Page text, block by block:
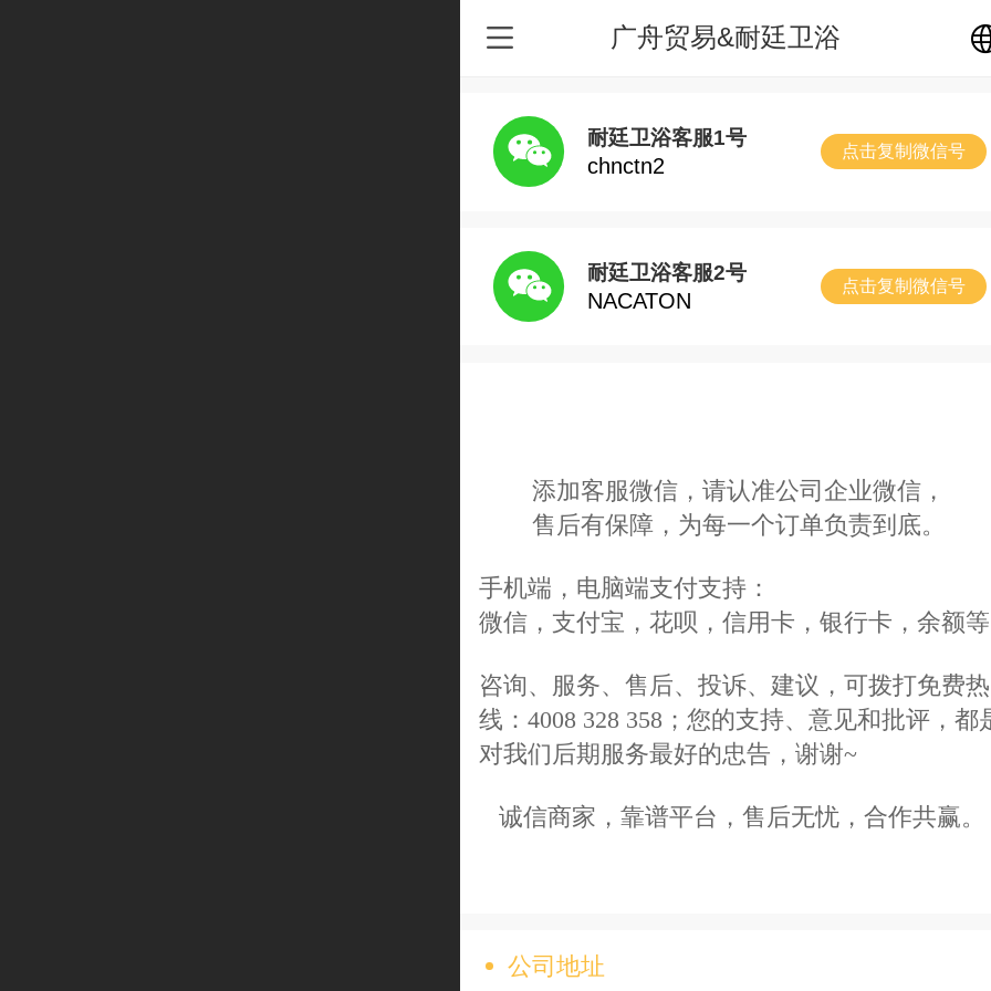
广舟贸易&耐廷卫浴
ພາສາລາວ
ภาษาไทย
Pусский
Italia
耐廷卫浴客服1号
chnctn2
点击复制微信号
耐廷卫浴客服2号
NACATON
点击复制微信号
添加客服微信，请认准公司企业微信，
售后有保障，为每一个订单负责到底。
手机端，电脑端支付支持：
微信，支付宝，花呗， 信用卡，银行卡，余额等
咨询、服务、售后、投诉、建议，可拨打免费热
线：4008 328 358；您的支持、意见和批评，都
对我们后期服务最好的忠告，谢谢~
诚信商家，靠谱平台，售后无忧，合作共赢。
公司地址